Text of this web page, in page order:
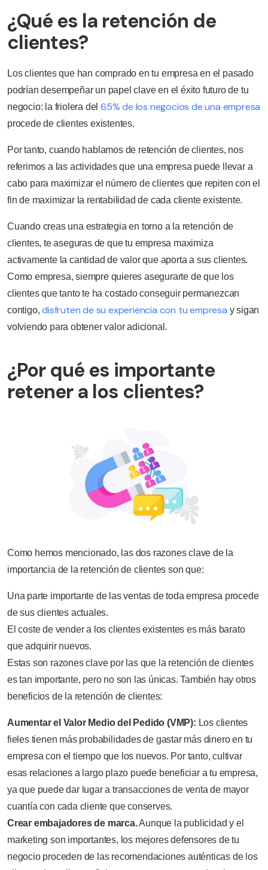
¿Qué es la retención de
clientes?
Los clientes que han comprado en tu empresa en el pasado
podrían desempeñar un papel clave en el éxito futuro de tu
negocio: la friolera del65% de los negocios de una empresa
procede de clientes existentes.
Por tanto, cuando hablamos de retención de clientes, nos
referimos a las actividades que una empresa puede llevar a
cabo para maximizar el número de clientes que repiten con el
fin de maximizar la rentabilidad de cada cliente existente.
Cuando creas una estrategia en torno a la retención de
clientes, te aseguras de que tu empresa maximiza
activamente la cantidad de valor que aporta a sus clientes.
Como empresa, siempre quieres asegurarte de que los
clientes que tanto te ha costado conseguir permanezcan
contigo,disfruten de su experiencia con tu empresa y sigan
volviendo para obtener valor adicional.
¿Por qué es importante
retener a los clientes?
Como hemos mencionado, las dos razones clave de la
importancia de la retención de clientes son que:
Una parte importante de las ventas de toda empresa procede
de sus clientes actuales.
El coste de vender a los clientes existentes es más barato
que adquirir nuevos.
Estas son razones clave por las que la retención de clientes
es tan importante, pero no son las únicas. También hay otros
beneficios de la retención de clientes:
Aumentar el Valor Medio del Pedido (VMP): Los clientes
fieles tienen más probabilidades de gastar más dinero en tu
empresa con el tiempo que los nuevos. Por tanto, cultivar
esas relaciones a largo plazo puede beneficiar a tu empresa,
ya que puede dar lugar a transacciones de venta de mayor
cuantía con cada cliente que conserves.
Crear embajadores de marca.Aunque la publicidad y el
marketing son importantes, los mejores defensores de tu
negocio proceden de las recomendaciones auténticas de los